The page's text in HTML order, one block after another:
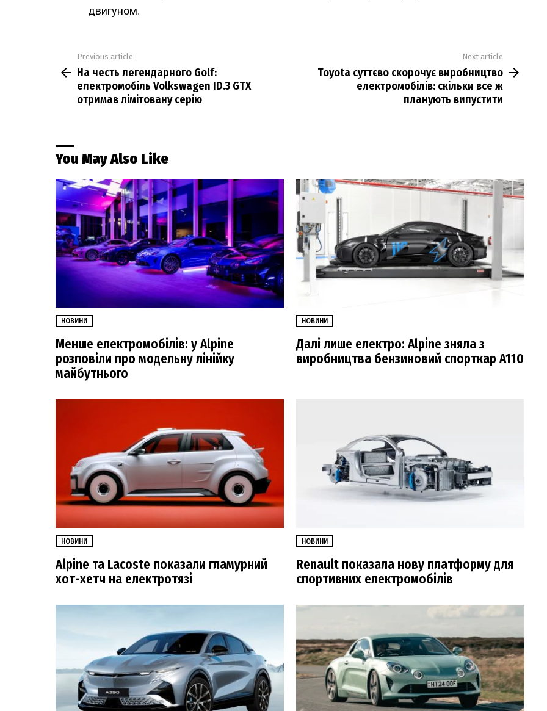
двигуном.
more
Previous article
На честь легендарного Golf:
електромобіль Volkswagen ID.3 GTX
отримав лімітовану серію
Next article
Toyota суттєво скорочує виробництво
електромобілів: скільки все ж
планують випустити
You May Also Like
НОВИНИ
Менше електромобілів: у Alpine
розповіли про модельну лінійку
майбутнього
НОВИНИ
Далі лише електро: Alpine зняла з
виробництва бензиновий спорткар A110
НОВИНИ
Alpine та Lacoste показали гламурний
хот-хетч на електротязі
НОВИНИ
Renault показала нову платформу для
спортивних електромобілів